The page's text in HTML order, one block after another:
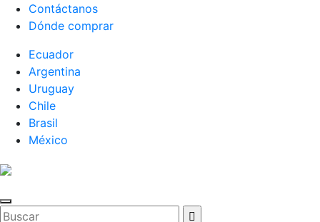
Contáctanos
Dónde comprar
Ecuador
Argentina
Uruguay
Chile
Brasil
México